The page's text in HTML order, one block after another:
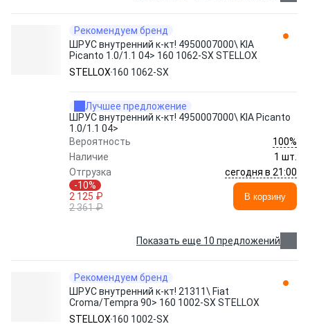
Рекомендуем бренд
ШРУС внутренний к-кт! 4950007000\ KIA
Picanto 1.0/1.1 04> 160 1062-SX STELLOX
STELLOX 160 1062-SX
Лучшее предложение
ШРУС внутренний к-кт! 4950007000\ KIA Picanto
1.0/1.1 04>
Вероятность
100%
Наличие
1 шт.
Отгрузка
сегодня в 21:00
-10%
2 125 ₽
2 361 ₽
В корзину
Показать еще 10 предложений
Рекомендуем бренд
ШРУС внутренний к-кт! 21311\ Fiat
Croma/Tempra 90> 160 1002-SX STELLOX
STELLOX 160 1002-SX